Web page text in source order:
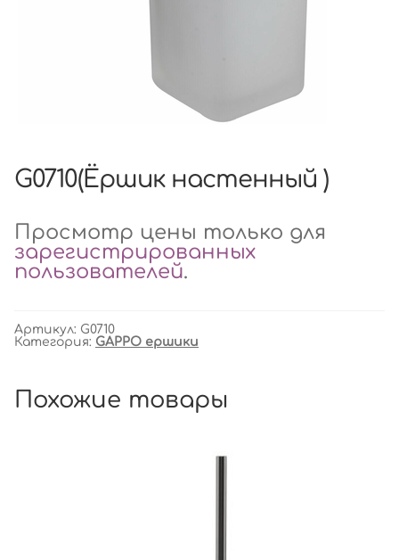
G0710(Ёршик настенный )
Просмотр цены только для
зарегистрированных
пользователей.
Артикул: G0710
Категория: GAPPO ершики
Похожие товары